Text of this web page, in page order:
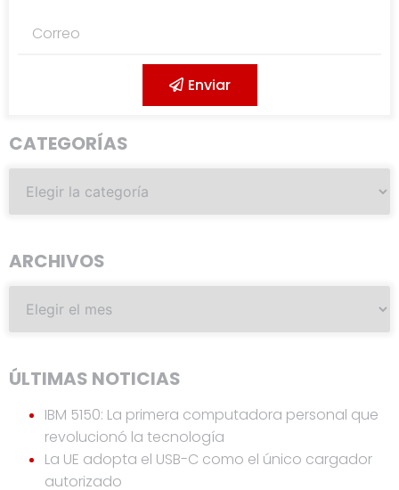
Enviar
CATEGORÍAS
ARCHIVOS
ÚLTIMAS NOTICIAS
IBM 5150: La primera computadora personal que
revolucionó la tecnología
La UE adopta el USB-C como el único cargador
autorizado